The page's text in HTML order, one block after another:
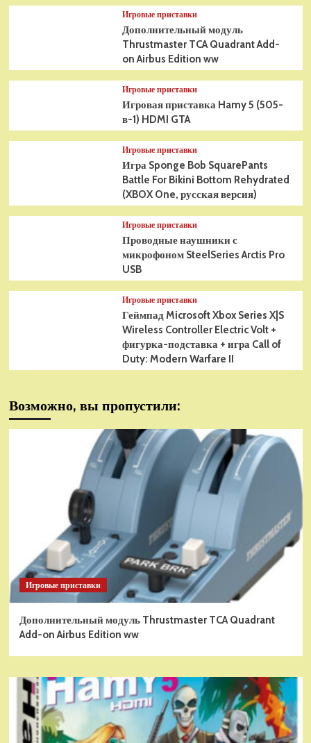
Игровые приставки
Дополнительный модуль
Thrustmaster TCA Quadrant Add-
on Airbus Edition ww
Игровые приставки
Игровая приставка Hamy 5 (505-
в-1) HDMI GTA
Игровые приставки
Игра Sponge Bob SquarePants
Battle For Bikini Bottom Rehydrated
(XBOX One, русская версия)
Игровые приставки
Проводные наушники с
микрофоном SteelSeries Arctis Pro
USB
Игровые приставки
Геймпад Microsoft Xbox Series X|S
Wireless Controller Electric Volt +
фигурка-подставка + игра Call of
Duty: Modern Warfare II
Возможно, вы пропустили:
Игровые приставки
Дополнительный модуль Thrustmaster TCA Quadrant
Add-on Airbus Edition ww